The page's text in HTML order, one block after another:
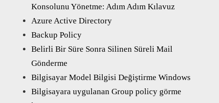
Konsolunu Yönetme: Adım Adım Kılavuz
Azure Active Directory
Backup Policy
Belirli Bir Süre Sonra Silinen Süreli Mail
Gönderme
Bilgisayar Model Bilgisi Değiştirme Windows
Bilgisayara uygulanan Group policy görme